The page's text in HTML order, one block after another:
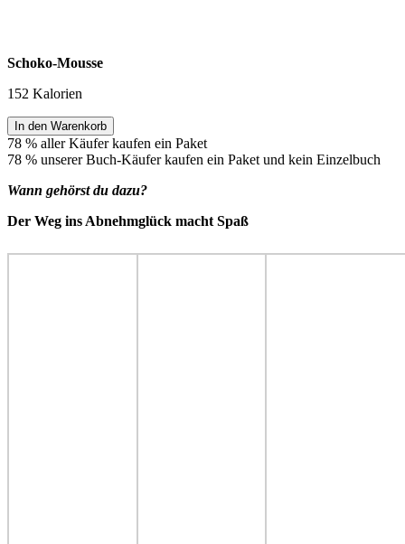
Schoko-Mousse
152 Kalorien
Bücher
-
3er-
(Süß
Herzhaft
Snacks)
In den Warenkorb
78 % aller Käufer kaufen ein Paket
78 % unserer Buch-Käufer kaufen ein Paket und kein Einzelbuch
Wann gehörst du dazu?
Der Weg ins Abnehmglück macht Spaß